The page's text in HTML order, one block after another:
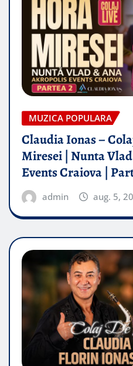
MUZICA POPULARA
Claudia Ionas –
Miresei | Nunta
Events Craiova |
admin aug. 5,